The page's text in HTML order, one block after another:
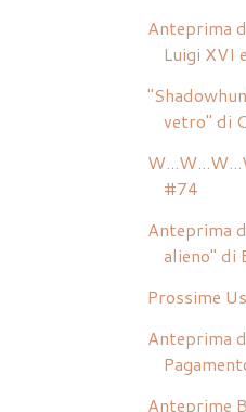
Anteprima
Luigi XVI
vetro" di
#74
Anteprima
alieno" di
Prossime
Anteprima
Anteprime